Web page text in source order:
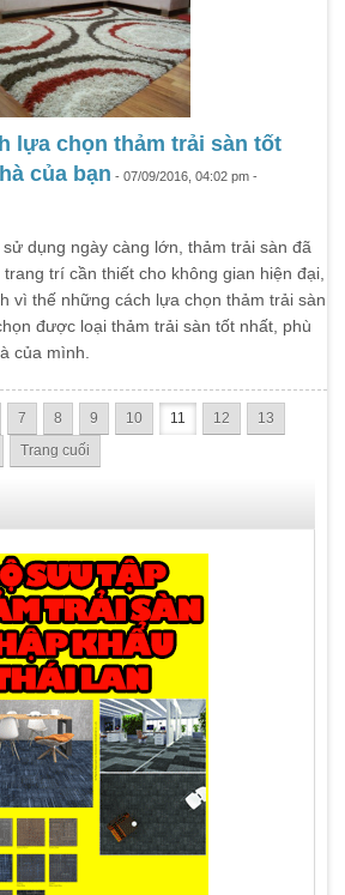
lựa chọn thảm trải sàn tốt
của bạn - 07/09/2016, 04:02 pm -
dụng ngày càng lớn, thảm trải sàn đã
trí cần thiết cho không gian hiện đại,
vì thế những cách lựa chọn thảm trải sàn
được loại thảm trải sàn tốt nhất, phù
của mình.
7 8 9 10 11 12
13
Trang cuối